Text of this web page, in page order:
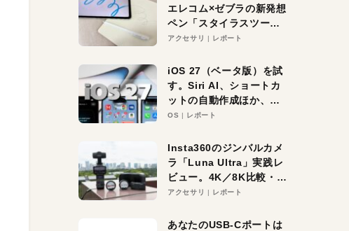
エレコム×ゼブラの新発想
ペン「スタイラスツーウ
ェイ」レビュー。持ち替
アクセサリ レポート
iOS 27（ベータ版）を試
す。Siri AI、ショートカ
ットの自動作成ほか、期
待大の便利機能5選。
る未来はすぐそこ！
OS レポート
Insta360のジンバルカメ
ラ「Luna Ultra」実践レ
ビュー。4K／8K比較・ズ
ーム・夜間撮影をチェッ
アクセサリ レポート
あなたのUSB-Cポートは